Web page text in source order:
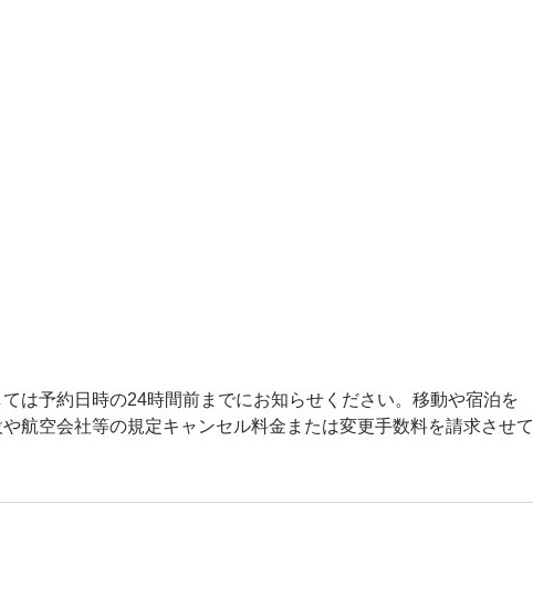
は予約日時の24時間前までにお知らせください。移動や宿泊を
航空会社等の規定キャンセル料金または変更手数料を請求させて